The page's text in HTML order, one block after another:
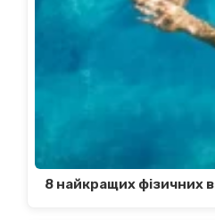
8 найкращих фізичних